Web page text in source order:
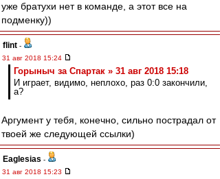
уже братухи нет в команде, а этот все на
подменку))
flint -
31 авг 2018 15:24
Горыныч за Спартак » 31 авг 2018 15:18
И играет, видимо, неплохо, раз 0:0 закончили,
а?
Аргумент у тебя, конечно, сильно пострадал от
твоей же следующей ссылки)
Eaglesias -
31 авг 2018 15:23